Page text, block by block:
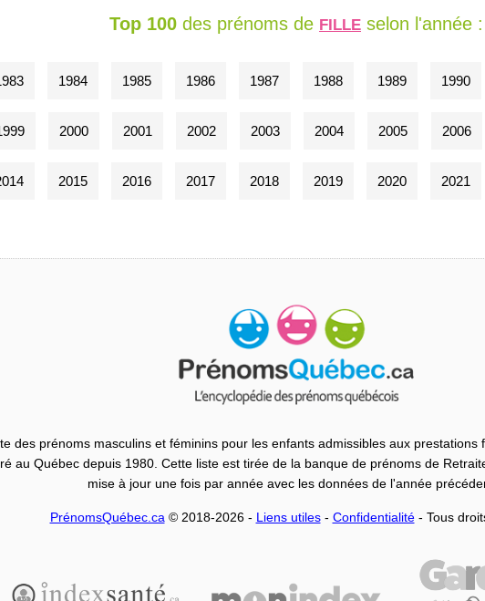
Top 100 des prénoms de FILLE selon l'année :
1984 1985 1986 1987 1988 1989 1990
2000 2001 2002 2003 2004 2005 2006
2015 2016 2017 2018 2019 2020 2021
des prénoms masculins et féminins pour les enfants admissibles aux prestations
au Québec depuis 1980. Cette liste est tirée de la banque de prénoms de
mise à jour une fois par année avec les données de l'année
PrénomsQuébec.ca © 2018-2026 - Liens utiles- Confidentialité- Tous